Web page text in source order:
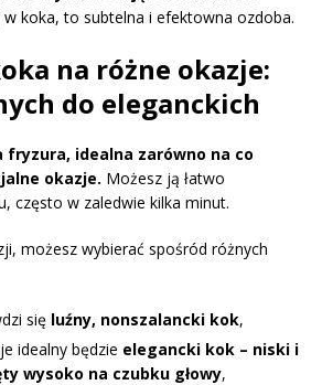
koka, to subtelna i efektowna ozdoba.
na różne okazje:
do eleganckich
fryzura, idealna zarówno na co
okazje. Możesz ją łatwo
często w zaledwie kilka minut.
możesz wybierać spośród różnych
się luźny, nonszalancki kok,
idealny będzie elegancki kok – niski i
wysoko na czubku głowy,